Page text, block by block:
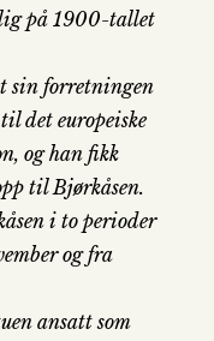
på 1900-tallet
sin forretningen
det europeiske
og han fikk
til Bjørkåsen.
i to perioder
og fra
ansatt som